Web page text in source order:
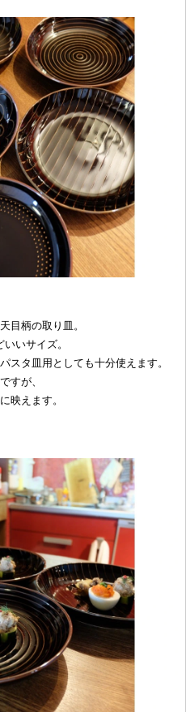
目柄の取り皿。
いサイズ。
スタ皿用としても十分使えます。
すが、
映えます。